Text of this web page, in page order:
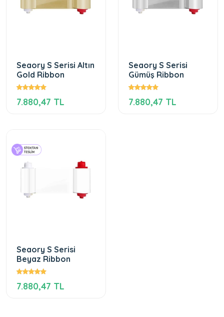
Seaory S Serisi Altın
Gold Ribbon
7.880,47 TL
Seaory S Serisi
Gümüş Ribbon
7.880,47 TL
Seaory S Serisi
Beyaz Ribbon
7.880,47 TL